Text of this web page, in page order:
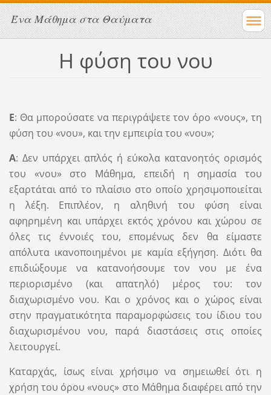
Ένα Μάθημα στα Θαύματα
Η φύση του νου
Ε: Θα μπορούσατε να περιγράψετε τον όρο «νους», τη
φύση του «νου», και την εμπειρία του «νου»;
Α: Δεν υπάρχει απλός ή εύκολα κατανοητός ορισμός
του «νου» στο Μάθημα, επειδή η σημασία του
εξαρτάται από το πλαίσιο στο οποίο χρησιμοποιείται
η λέξη. Επιπλέον, η αληθινή του φύση είναι
αφηρημένη και υπάρχει εκτός χρόνου και χώρου σε
όλες τις έννοιές του, επομένως δεν θα είμαστε
απόλυτα ικανοποιημένοι με καμία εξήγηση. Διότι θα
επιδιώξουμε να κατανοήσουμε τον νου με ένα
περιορισμένο (και απατηλό) μέρος του: τον
διαχωρισμένο νου. Και ο χρόνος και ο χώρος είναι
στην πραγματικότητα παραμορφώσεις του ίδιου του
διαχωρισμένου νου, παρά διαστάσεις στις οποίες
λειτουργεί.
Καταρχάς, ίσως είναι χρήσιμο να σημειωθεί ότι η
χρήση του όρου «νους» στο Μάθημα διαφέρει από την